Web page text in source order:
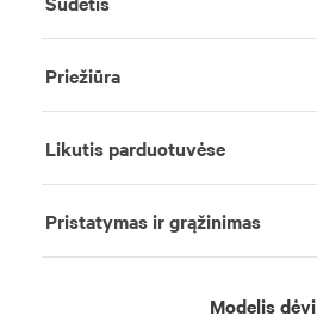
Priežiūra
Likutis parduotuvėse
Pristatymas ir grąžinimas
Modelis dėvi